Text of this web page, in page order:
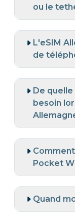
ou le
L'eSIM
de
De
besoin
Pocket
Quand